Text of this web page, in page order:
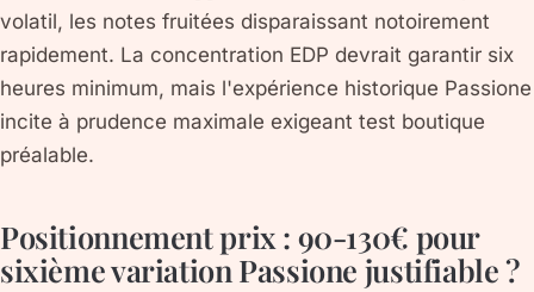
volatil, les notes fruitées disparaissant notoirement
rapidement. La concentration EDP devrait garantir six
heures minimum, mais l'expérience historique Passione
incite à prudence maximale exigeant test boutique
préalable.
Positionnement prix : 90-130€ pour
sixième variation Passione justifiable ?